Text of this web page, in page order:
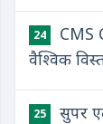
24
CMS
वैश्विक
25 सुपर